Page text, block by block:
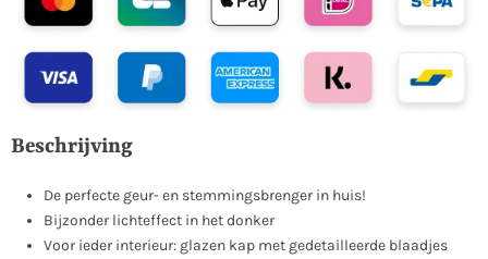
Beschrijving
De perfecte geur- en stemmingsbrenger in huis!
Bijzonder lichteffect in het donker
Voor ieder interieur: glazen kap met gedetailleerde blaadjes